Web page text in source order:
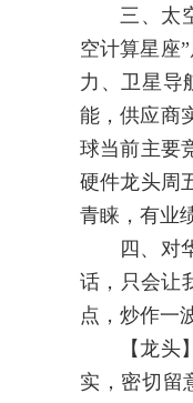
三、太空
空计算星座
力、卫星导
能，供应商
球当前主要
硬件龙头周
青睐，有业
四、对华
话，只会让
点，炒作一
【龙头】
实，密切留